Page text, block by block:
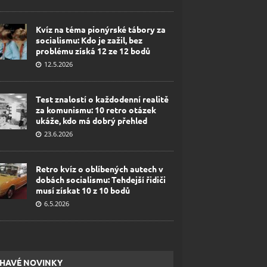
Kvíz na téma pionýrské tábory za
socialismu: Kdo je zažil, bez
problému získá 12 ze 12 bodů
12.5.2026
Test znalostí o každodenní realitě
za komunismu: 10 retro otázek
ukáže, kdo má dobrý přehled
23.6.2026
Retro kvíz o oblíbených autech v
dobách socialismu: Tehdejší řidiči
musí získat 10 z 10 bodů
6.5.2026
NOVINKY